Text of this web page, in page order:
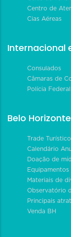
Centro de
Cias Aéreas
Internacional
Consulados
Câmaras de
Polícia Federal
Belo
Trade Turístico
Calendário
Doação de
Materiais de
Observatório
Principais
Venda BH